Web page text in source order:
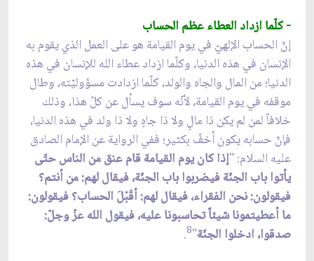
- كلّما ازداد العطاء عظم الحساب
إنّ الحساب الإلهيّ في يوم القيامة هو على العمل الذي يقوم به
الإنسان في هذه الدنيا، وكلّما ازداد عطاء الله للإنسان في هذه
الدنيا؛ من المال والجاه والولد، كلّما ازدادت مسؤوليّته، وطال
موقفه في يوم القيامة، لأنّه سوف يسأل عن كلّ هذا، وذلك
خلافاً لمن لم يكن ذا مالٍ ولا ذا جاهٍ ولا ذا ولد في هذه الدنيا،
فإنّ حسابه يكون أخفّ بكثير؛ ففي الرواية عن الإمام الصادق
عليه السلام: "إذا كان يوم القيامة قام عنق من الناس حتّى
يأتوا باب الجنّة فيضربوا باب الجنّة، فيقال لهم: من أنتم؟
فيقولون: نحن الفقراء، فيقال لهم: أقَبْلَ الحساب؟ فيقولون:
ما أعطيتمونا شيئاً تحاسبونا عليه، فيقول الله عزّ وجلّ:
صدقوا، ادخلوا الجنّة"
8
.